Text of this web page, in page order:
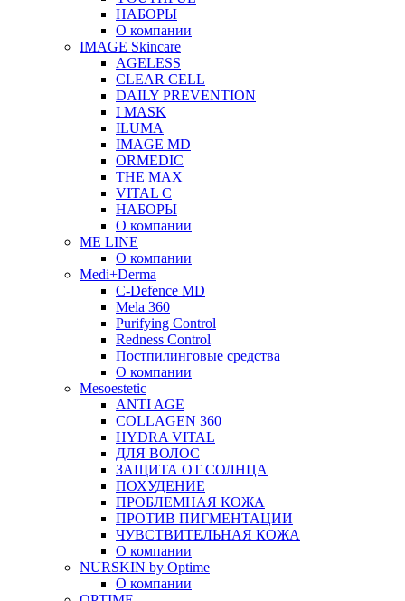
НАБОРЫ
О компании
IMAGE Skincare
AGELESS
CLEAR CELL
DAILY PREVENTION
I MASK
ILUMA
IMAGE MD
ORMEDIC
THE MAX
VITAL C
НАБОРЫ
О компании
ME LINE
О компании
Medi+Derma
C-Defence MD
Mela 360
Purifying Control
Redness Control
Постпилинговые средства
О компании
Mesoestetic
ANTI AGE
COLLAGEN 360
HYDRA VITAL
ДЛЯ ВОЛОС
ЗАЩИТА ОТ СОЛНЦА
ПОХУДЕНИЕ
ПРОБЛЕМНАЯ КОЖА
ПРОТИВ ПИГМЕНТАЦИИ
ЧУВСТВИТЕЛЬНАЯ КОЖА
О компании
NURSKIN by Optime
О компании